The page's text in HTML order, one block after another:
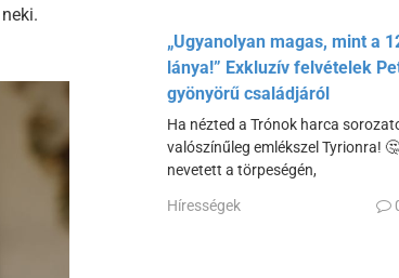
„Ugyanolyan magas, mint a
lánya!” Exkluzív felvételek
gyönyörű családjáról
Ha nézted a Trónok harca
valószínűleg emlékszel Tyrionra!
nevetett a törpeségén,
Hírességek